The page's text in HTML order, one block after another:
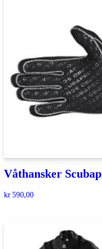
Våthansker
kr590,00